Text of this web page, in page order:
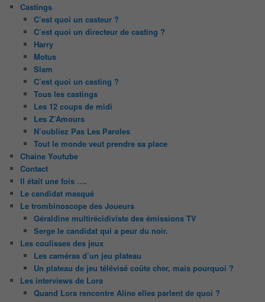
Castings
C’est quoi un casteur ?
C’est quoi un directeur de casting ?
Harry
Motus
Slam
C’est quoi un casting ?
Tous les castings
Les 12 coups de midi
Les Z’Amours
N’oubliez Pas Les Paroles
Tout le monde veut prendre sa place
Chaine Youtube
Contact
Il était une fois ….
Le candidat masqué
Le trombinoscope des Joueurs
Géraldine multirécidiviste des émissions TV
Serge le candidat qui a peur du noir.
Les coulisses des jeux
Les caméras d’un jeu plateau
Un plateau de jeu télévisé coûte cher, mais pourquoi ?
Les interviews de Lora
Quand Lora rencontre Aline elles parlent de quoi ?